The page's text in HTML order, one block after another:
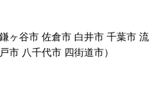
ヶ谷市 佐倉市 白井市 千葉市 流
市 八千代市 四街道市）